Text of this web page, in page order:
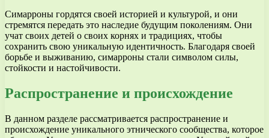
Симарроны гордятся своей историей и культурой, и они
стремятся передать это наследие будущим поколениям. Они
учат своих детей о своих корнях и традициях, чтобы
сохранить свою уникальную идентичность. Благодаря своей
борьбе и выживанию, симарроны стали символом силы,
стойкости и настойчивости.
Распространение и происхождение
В данном разделе рассматривается распространение и
происхождение уникального этнического сообщества, которое